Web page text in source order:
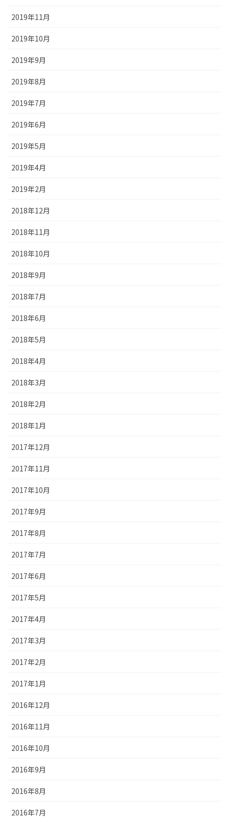
2019年11月
2019年10月
2019年9月
2019年8月
2019年7月
2019年6月
2019年5月
2019年4月
2019年2月
2018年12月
2018年11月
2018年10月
2018年9月
2018年7月
2018年6月
2018年5月
2018年4月
2018年3月
2018年2月
2018年1月
2017年12月
2017年11月
2017年10月
2017年9月
2017年8月
2017年7月
2017年6月
2017年5月
2017年4月
2017年3月
2017年2月
2017年1月
2016年12月
2016年11月
2016年10月
2016年9月
2016年8月
2016年7月